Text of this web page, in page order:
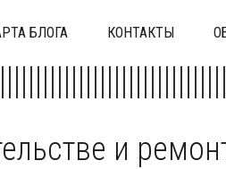
БЛОГА КОНТАКТЫ
и